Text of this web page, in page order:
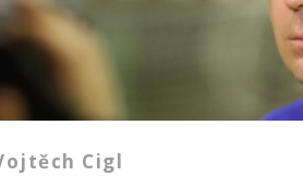
Cigl